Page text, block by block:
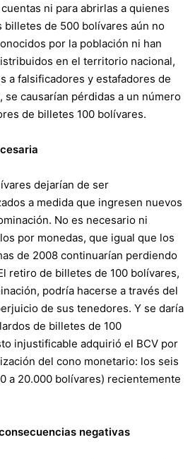
ni para abrirlas a quienes
billetes de 500 bolívares aún no
por la población ni han
en el territorio nacional,
a falsificadores y estafadores de
causarían pérdidas a un número
de billetes 100 bolívares.
dejarían de ser
a medida que ingresen nuevos
No es necesario ni
por monedas, que igual que los
de 2008 continuarían perdiendo
retiro de billetes de 100 bolívares,
podría hacerse a través del
de sus tenedores. Y se daría
de billetes de 100
injustificable adquirió el BCV por
del cono monetario: los seis
a 20.000 bolívares) recientemente
negativas